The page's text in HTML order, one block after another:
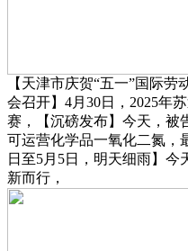
【天津市庆贺“五一”国际
会召开】4月30日，2025年
赛，【沉磅发布】今天，被
可运营化学品一氧化二氮，
日至5月5日，明天细雨】今
新而行，